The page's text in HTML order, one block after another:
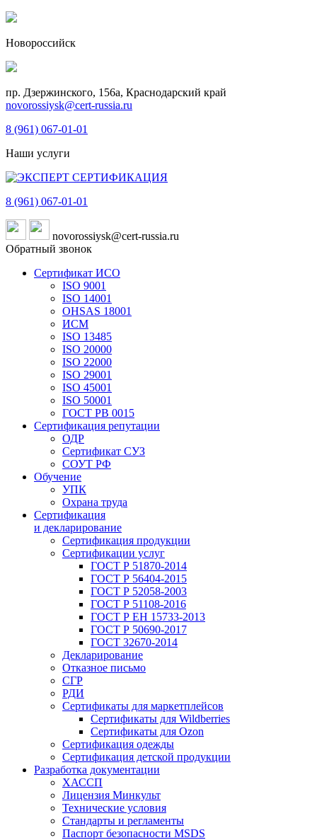
Новороссийск
пр. Дзержинского, 156a, Краснодарский край
novorossiysk@cert-russia.ru
8 (961) 067-01-01
Наши услуги
8 (961) 067-01-01
novorossiysk@cert-russia.ru
Обратный звонок
Сертификат ИСО
ISO 9001
ISO 14001
OHSAS 18001
ИСМ
ISO 13485
ISO 20000
ISO 22000
ISO 29001
ISO 45001
ISO 50001
ГОСТ РВ 0015
Сертификация репутации
ОДР
Сертификат СУЗ
СОУТ РФ
Обучение
УПК
Охрана труда
Сертификация
и декларирование
Сертификация продукции
Сертификации услуг
ГОСТ Р 51870-2014
ГОСТ Р 56404-2015
ГОСТ Р 52058-2003
ГОСТ Р 51108-2016
ГОСТ Р ЕН 15733-2013
ГОСТ Р 50690-2017
ГОСТ 32670-2014
Декларирование
Отказное письмо
СГР
РДИ
Сертификаты для маркетплейсов
Сертификаты для Wildberries
Сертификаты для Ozon
Сертификация одежды
Сертификация детской продукции
Разработка документации
ХАССП
Лицензия Минкульт
Технические условия
Стандарты и регламенты
Паспорт безопасности MSDS